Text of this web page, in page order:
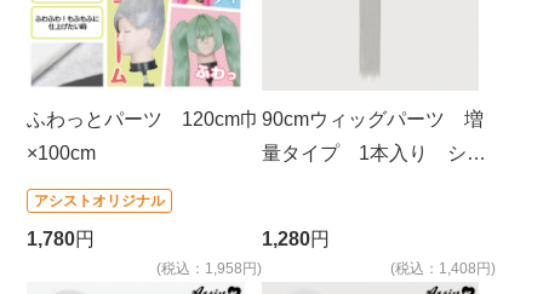
ふわっとパーツ 120cm巾
×100cm
アシストオリジナル
1,780円
(税込：1,958円)
90cmウィッグパーツ 増
量タイプ 1本入り シル
1,280円
(税込：1,408円)